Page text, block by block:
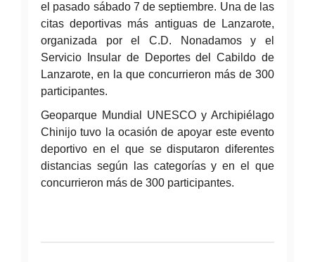
el pasado sábado 7 de septiembre. Una de las
citas deportivas más antiguas de Lanzarote,
organizada por el C.D. Nonadamos y el
Servicio Insular de Deportes del Cabildo de
Lanzarote, en la que concurrieron más de 300
participantes.
Geoparque Mundial UNESCO y Archipiélago
Chinijo tuvo la ocasión de apoyar este evento
deportivo en el que se disputaron diferentes
distancias según las categorías y en el que
concurrieron más de 300 participantes.